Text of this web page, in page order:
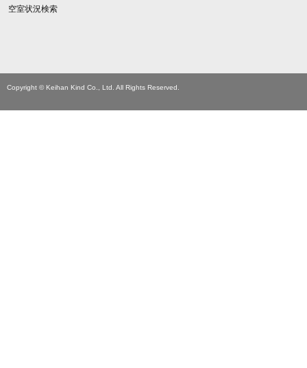
空室状況検索
Copyright © Keihan Kind Co., Ltd. All Rights Reserved.